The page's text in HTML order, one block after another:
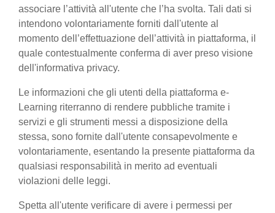
associare l’attività all'utente che l’ha svolta. Tali dati si
intendono volontariamente forniti dall'utente al
momento dell’effettuazione dell’attività in piattaforma, il
quale contestualmente conferma di aver preso visione
dell'informativa privacy.
Le informazioni che gli utenti della piattaforma e-
Learning riterranno di rendere pubbliche tramite i
servizi e gli strumenti messi a disposizione della
stessa, sono fornite dall'utente consapevolmente e
volontariamente, esentando la presente piattaforma da
qualsiasi responsabilità in merito ad eventuali
violazioni delle leggi.
Spetta all'utente verificare di avere i permessi per